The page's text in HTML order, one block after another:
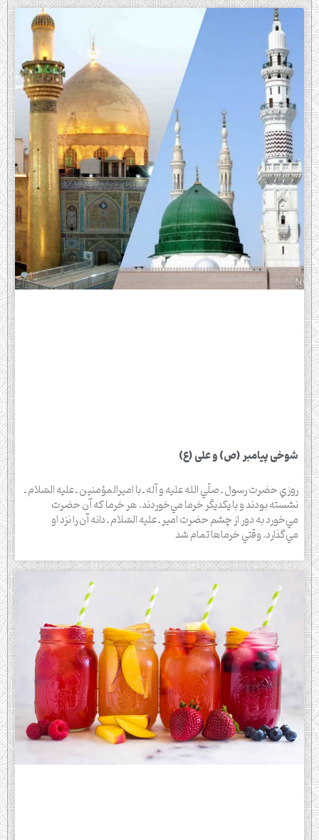
شوخی پیامبر (ص) و علی (ع)
روزي حضرت رسول ـ صلّي الله عليه و آله ـ با اميرالمؤمنين ـ عليه السّلام ـ
نشسته بودند و با يكديگر خرما مي‌خوردند. هر خرما كه آن حضرت
مي‌خورد به دور از چشم حضرت امير ـ عليه السّلام ـ دانه آن را نزد او
مي‌گذارد. وقتي خرماها تمام شد